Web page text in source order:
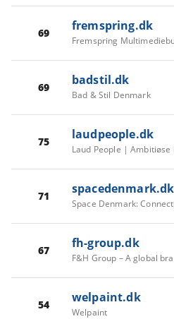
69 fremspring.dk
69 badstil.dk
Bad & Stil Denmark
75 laudpeople.dk
71 spacedenmark.dk
Space Denmark:
67 fh-group.dk
54 welpaint.dk
Welpaint